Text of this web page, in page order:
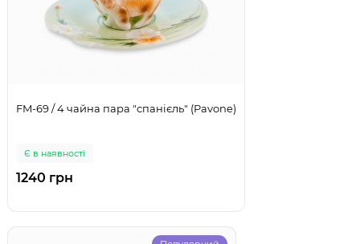
FM-69 / 4 чайна пара "спанієль" (Pavone)
Є в наявності
1240 грн